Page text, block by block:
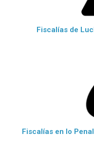
Fiscalías de
Fiscalías en lo